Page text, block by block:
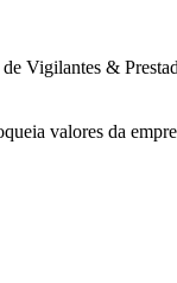
Vigilantes &
valores da